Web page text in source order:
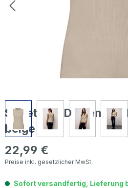
Street One Damen
beige
Regulärer Preis:
22,99 €
Preise inkl. gesetzlicher MwSt.
Sofort versandfertig, Lieferung